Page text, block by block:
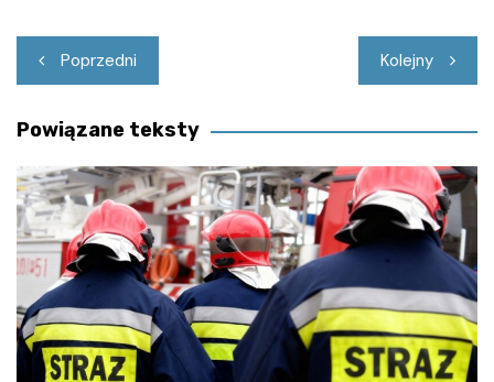
Nawigacja
wpisu
Poprzedni Kolejny
Powiązane teksty